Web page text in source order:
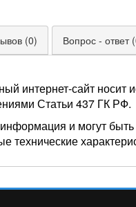
(0) Вопрос - ответ
интернет-сайт
Статьи 437 ГК РФ.
и могут
технические